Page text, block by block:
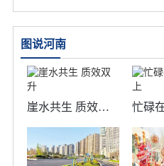
图说河南
崖水共生 质效双升